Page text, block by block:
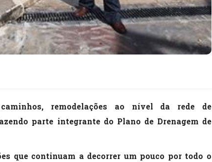
remodelações ao nível da rede de
parte integrante do Plano de Drenagem de
que continuam a decorrer um pouco por todo o